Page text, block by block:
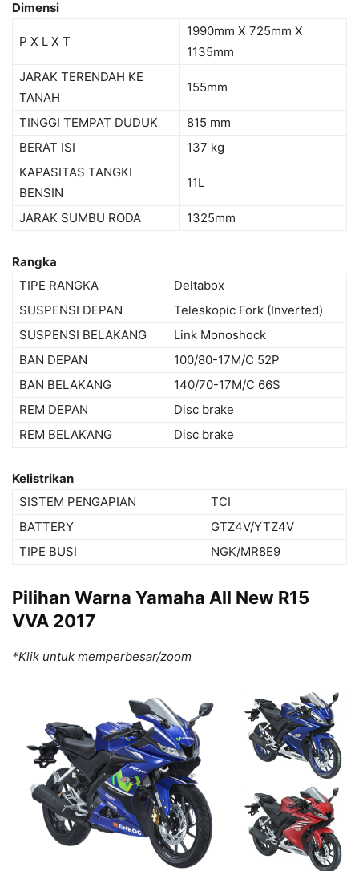
Dimensi
P X L X T
1990mm X 725mm X
1135mm
JARAK TERENDAH KE
TANAH
155mm
TINGGI TEMPAT DUDUK
815 mm
BERAT ISI
137 kg
KAPASITAS TANGKI
BENSIN
11L
JARAK SUMBU RODA 1325mm
Rangka
TIPE RANGKA
Deltabox
SUSPENSI DEPAN
Teleskopic Fork (Inverted)
SUSPENSI BELAKANG
Link Monoshock
BAN DEPAN
100/80-17M/C 52P
BAN BELAKANG
140/70-17M/C 66S
REM DEPAN
Disc brake
REM BELAKANG
Disc brake
Kelistrikan
SISTEM PENGAPIAN
TCI
BATTERY
GTZ4V/YTZ4V
TIPE BUSI
NGK/MR8E9
Pilihan Warna Yamaha All New R15
VVA 2017
*Klik untuk memperbesar/zoom